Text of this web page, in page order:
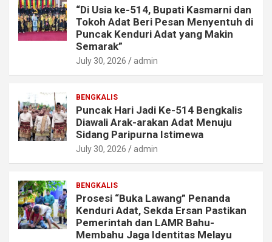
“Di Usia ke-514, Bupati Kasmarni dan
Tokoh Adat Beri Pesan Menyentuh di
Puncak Kenduri Adat yang Makin
Semarak”
July 30, 2026 admin
BENGKALIS
Puncak Hari Jadi Ke-514 Bengkalis
Diawali Arak-arakan Adat Menuju
Sidang Paripurna Istimewa
July 30, 2026 admin
BENGKALIS
Prosesi “Buka Lawang” Penanda
Kenduri Adat, Sekda Ersan Pastikan
Pemerintah dan LAMR Bahu-
Membahu Jaga Identitas Melayu